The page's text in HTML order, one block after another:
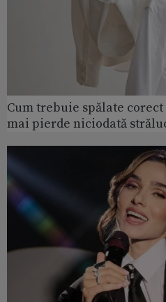
Cum trebuie spălate
mai pierde niciodată